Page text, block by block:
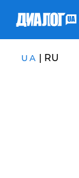
UA | RU